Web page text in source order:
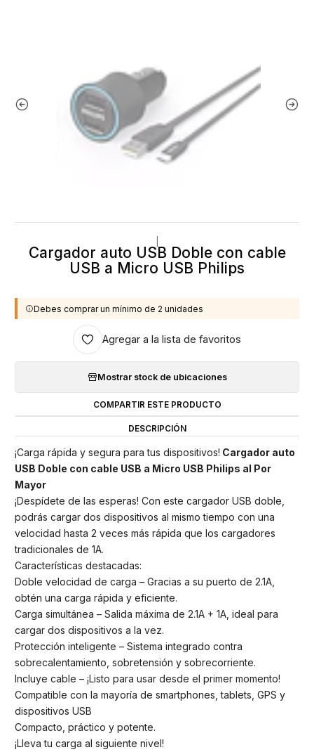
Cargador auto USB Doble con cable
USB a Micro USB Philips
Debes comprar un mínimo de 2 unidades
Agregar a la lista de favoritos
Mostrar stock de ubicaciones
COMPARTIR ESTE PRODUCTO
DESCRIPCIÓN
¡Carga rápida y segura para tus dispositivos! Cargador auto
USB Doble con cable USB a Micro USB Philips al Por
Mayor
¡Despídete de las esperas! Con este cargador USB doble,
podrás cargar dos dispositivos al mismo tiempo con una
velocidad hasta 2 veces más rápida que los cargadores
tradicionales de 1A.
Características destacadas:
Doble velocidad de carga – Gracias a su puerto de 2.1A,
obtén una carga rápida y eficiente.
Carga simultánea – Salida máxima de 2.1A + 1A, ideal para
cargar dos dispositivos a la vez.
Protección inteligente – Sistema integrado contra
sobrecalentamiento, sobretensión y sobrecorriente.
Incluye cable – ¡Listo para usar desde el primer momento!
Compatible con la mayoría de smartphones, tablets, GPS y
dispositivos USB
Compacto, práctico y potente.
¡Lleva tu carga al siguiente nivel!